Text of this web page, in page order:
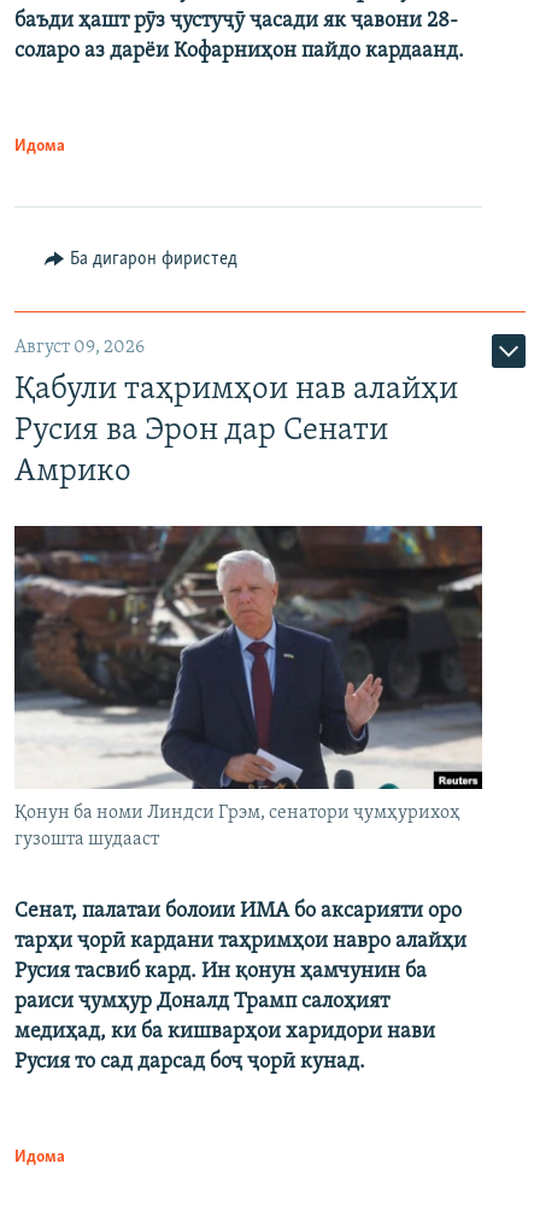
баъди ҳашт рӯз ҷустуҷӯ ҷасади як ҷавони 28-
соларо аз дарёи Кофарниҳон пайдо кардаанд.
Идома
Ба дигарон фиристед
Август 09, 2026
Қабули таҳримҳои нав алайҳи
Русия ва Эрон дар Сенати
Амрико
Қонун ба номи Линдси Грэм, сенатори ҷумҳурихоҳ
гузошта шудааст
Сенат, палатаи болоии ИМА бо аксарияти оро
тарҳи ҷорӣ кардани таҳримҳои навро алайҳи
Русия тасвиб кард. Ин қонун ҳамчунин ба
раиси ҷумҳур Доналд Трамп салоҳият
медиҳад, ки ба кишварҳои харидори нави
Русия то сад дарсад боҷ ҷорӣ кунад.
Идома